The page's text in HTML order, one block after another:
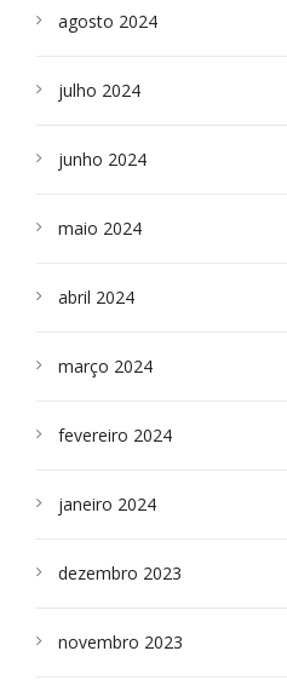
agosto 2024
julho 2024
junho 2024
maio 2024
abril 2024
março 2024
fevereiro 2024
janeiro 2024
dezembro 2023
novembro 2023